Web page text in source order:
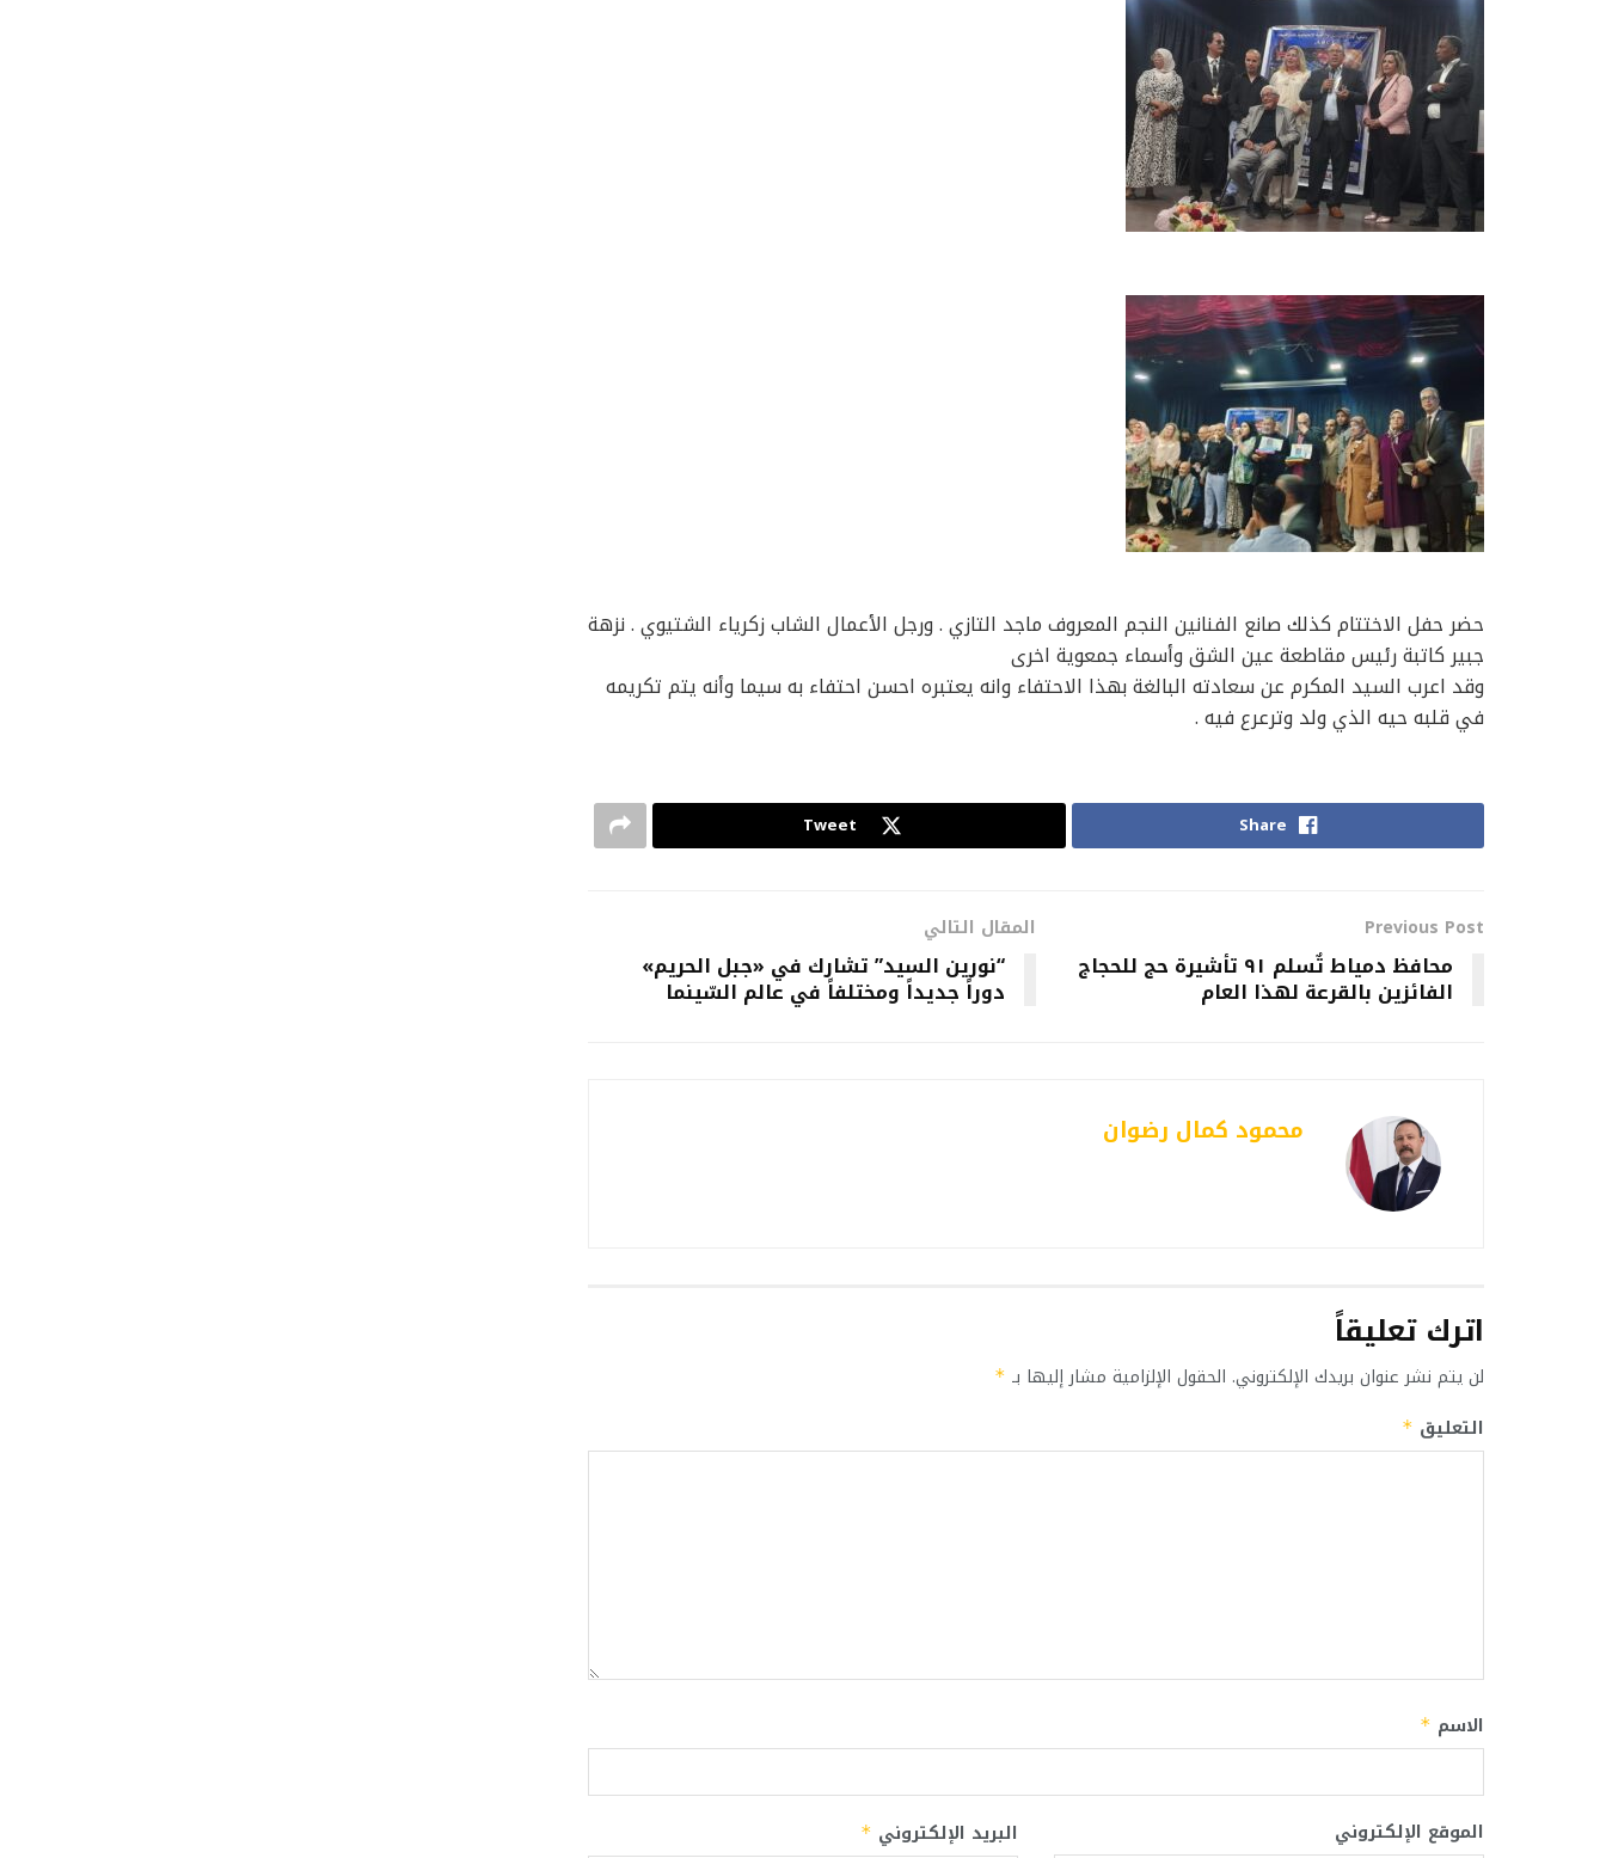
حضر حفل الاختتام كذلك صانع الفنانين النجم المعروف ماجد التازي . ورجل الأعمال الشاب زكرياء الشتيوي . نزهة
جبير كاتبة رئيس مقاطعة عين الشق وأسماء جمعوية اخرى
وقد اعرب السيد المكرم عن سعادته البالغة بهذا الاحتفاء وانه يعتبره احسن احتفاء به سيما وأنه يتم تكريمه
في قلبه حيه الذي ولد وترعرع فيه .
Share
Tweet
Previous Post
محافظ دمياط تٌسلم ٩١ تأشيرة حج للحجاج
الفائزين بالقرعة لهذا العام
المقال التالي
“نورين السيد” تشارك في «جبل الحريم»
دوراً جديداً ومختلفاً في عالم السّينما
محمود كمال رضوان
اترك تعليقاً
لن يتم نشر عنوان بريدك الإلكتروني. الحقول الإلزامية مشار إليها بـ *
التعليق *
الاسم *
البريد الإلكتروني * الموقع الإلكتروني